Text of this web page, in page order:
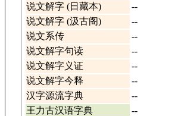
说文解字 (日藏本)
--
说文解字 (汲古阁)
--
说文系传
--
说文解字句读
--
说文解字义证
--
说文解字今释
--
汉字源流字典
--
王力古汉语字典
--